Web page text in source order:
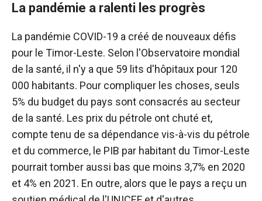
La pandémie a ralenti les progrès
La pandémie COVID-19 a créé de nouveaux défis
pour le Timor-Leste. Selon l'Observatoire mondial
de la santé, il n'y a que 59 lits d'hôpitaux pour 120
000 habitants. Pour compliquer les choses, seuls
5% du budget du pays sont consacrés au secteur
de la santé. Les prix du pétrole ont chuté et,
compte tenu de sa dépendance vis-à-vis du pétrole
et du commerce, le PIB par habitant du Timor-Leste
pourrait tomber aussi bas que moins 3,7% en 2020
et 4% en 2021. En outre, alors que le pays a reçu un